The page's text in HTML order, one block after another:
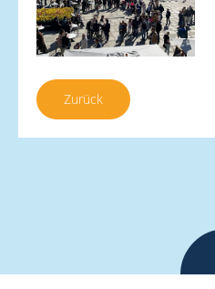
Zurück